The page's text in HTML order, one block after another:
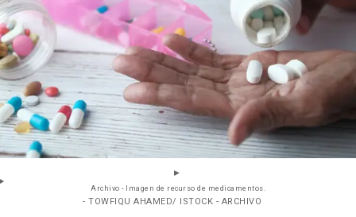
Archivo - Imagen de recurso de medicamentos.
- TOWFIQU AHAMED/ ISTOCK - ARCHIVO